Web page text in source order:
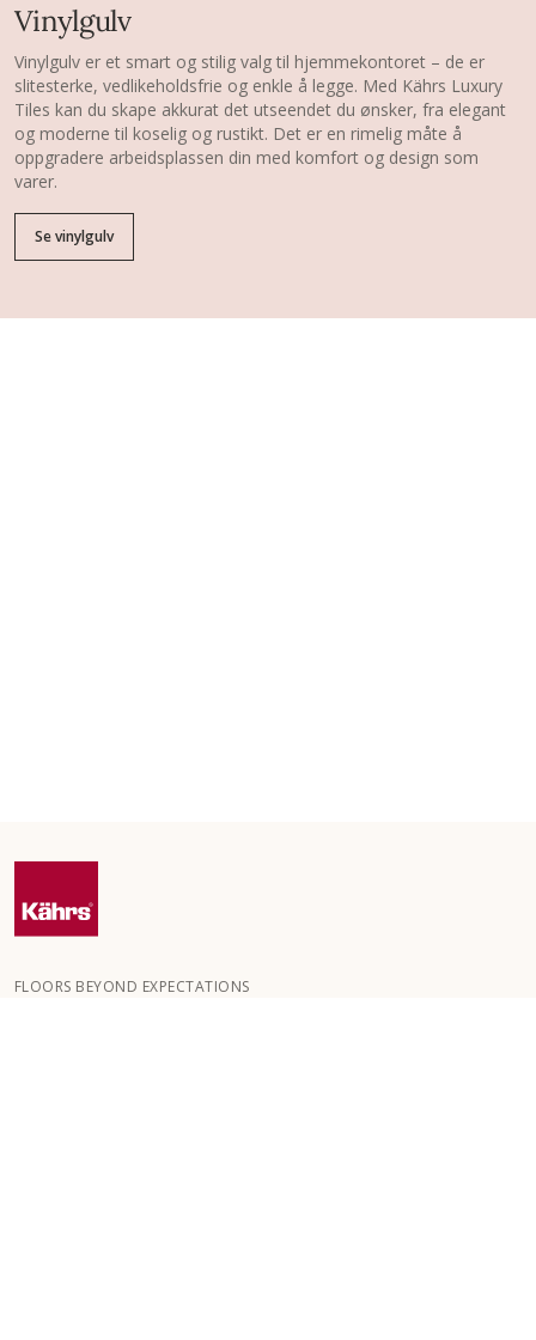
Vinylgulv
Vinylgulv er et smart og stilig valg til hjemmekontoret – de er
slitesterke, vedlikeholdsfrie og enkle å legge. Med Kährs Luxury
Tiles kan du skape akkurat det utseendet du ønsker, fra elegant
og moderne til koselig og rustikt. Det er en rimelig måte å
oppgradere arbeidsplassen din med komfort og design som
varer.
Se vinylgulv
FLOORS BEYOND EXPECTATIONS